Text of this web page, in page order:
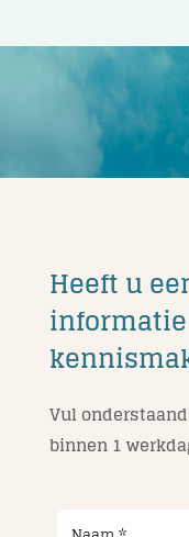
Heeft u
Vul
binnen 1